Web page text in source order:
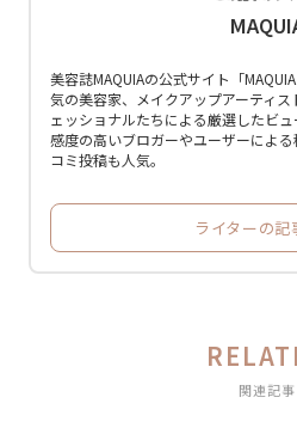
美容誌MAQUIAの公式サイト「
気の美容家、メイクアップアーティ
ェッショナルたちによる厳選したビ
感度の高いブロガーやユーザーによ
コミ投稿も人気。
ライターの記
関連記事